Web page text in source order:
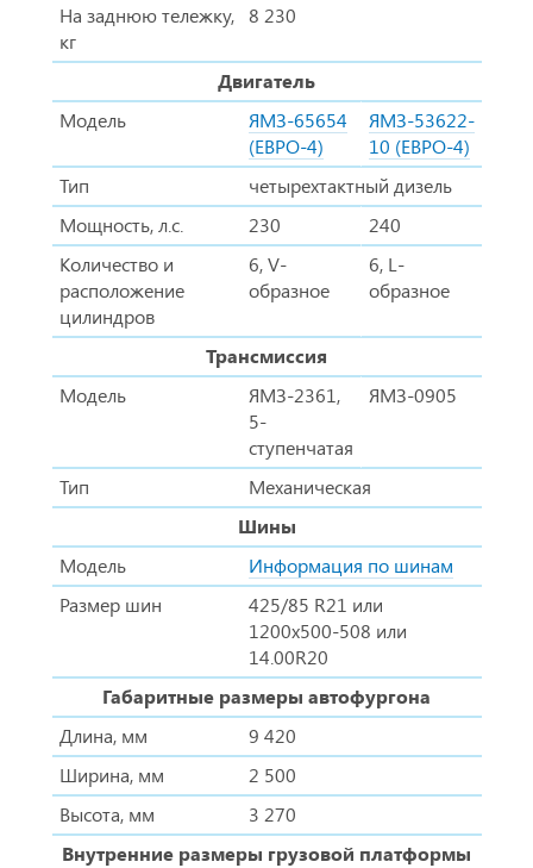
На заднюю тележку,
кг
8 230
Двигатель
Модель
ЯМЗ-65654
(ЕВРО-4)
ЯМЗ-53622-
10 (ЕВРО-4)
Тип
четырехтактный дизель
Мощность, л.с.
230
240
Количество и
расположение
цилиндров
6, V-
образное
6, L-
образное
Трансмиссия
Модель
ЯМЗ-2361,
5-
ступенчатая
ЯМЗ-0905
Тип
Механическая
Шины
Модель
Информация по шинам
Размер шин
425/85 R21 или
1200х500-508 или
14.00R20
Габаритные размеры автофургона
Длина, мм
9 420
Ширина, мм
2 500
Высота, мм
3 270
Внутренние размеры грузовой платформы